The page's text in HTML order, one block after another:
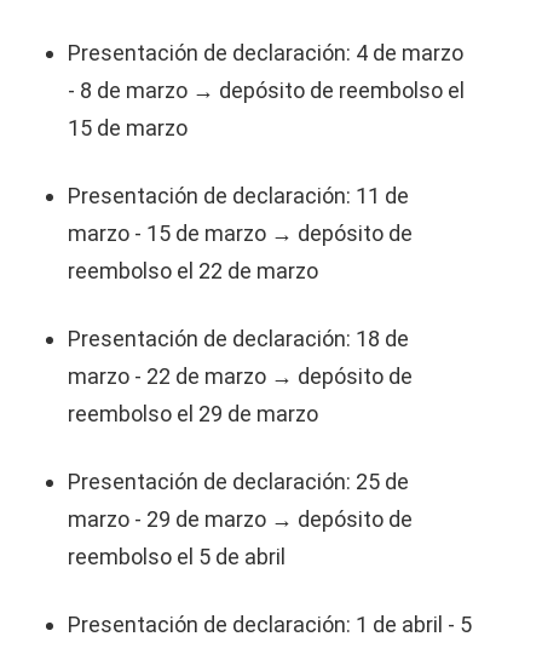
Presentación de declaración: 4 de marzo
- 8 de marzo → depósito de reembolso el
15 de marzo
Presentación de declaración: 11 de
marzo - 15 de marzo → depósito de
reembolso el 22 de marzo
Presentación de declaración: 18 de
marzo - 22 de marzo → depósito de
reembolso el 29 de marzo
Presentación de declaración: 25 de
marzo - 29 de marzo → depósito de
reembolso el 5 de abril
Presentación de declaración: 1 de abril - 5